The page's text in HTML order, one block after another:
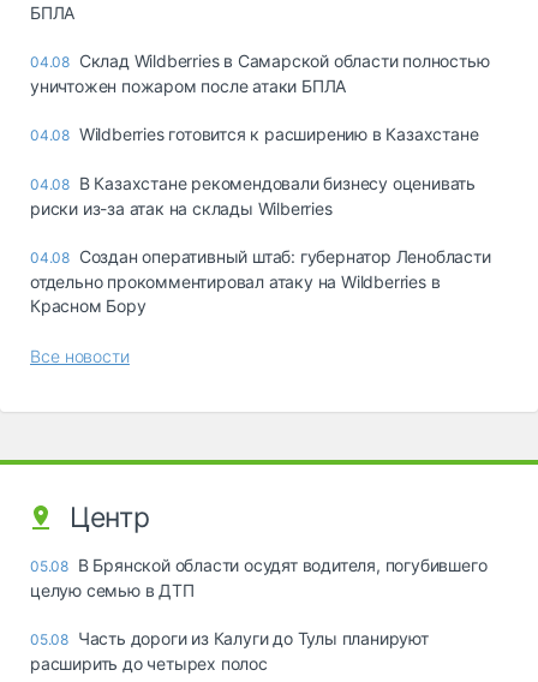
БПЛА
04.08 Склад Wildberries в Самарской области полностью
уничтожен пожаром после атаки БПЛА
04.08 Wildberries готовится к расширению в Казахстане
04.08 В Казахстане рекомендовали бизнесу оценивать
риски из-за атак на склады Wilberries
04.08 Создан оперативный штаб: губернатор Ленобласти
отдельно прокомментировал атаку на Wildberries в
Красном Бору
Все новости
Центр
05.08 В Брянской области осудят водителя, погубившего
целую семью в ДТП
05.08 Часть дороги из Калуги до Тулы планируют
расширить до четырех полос